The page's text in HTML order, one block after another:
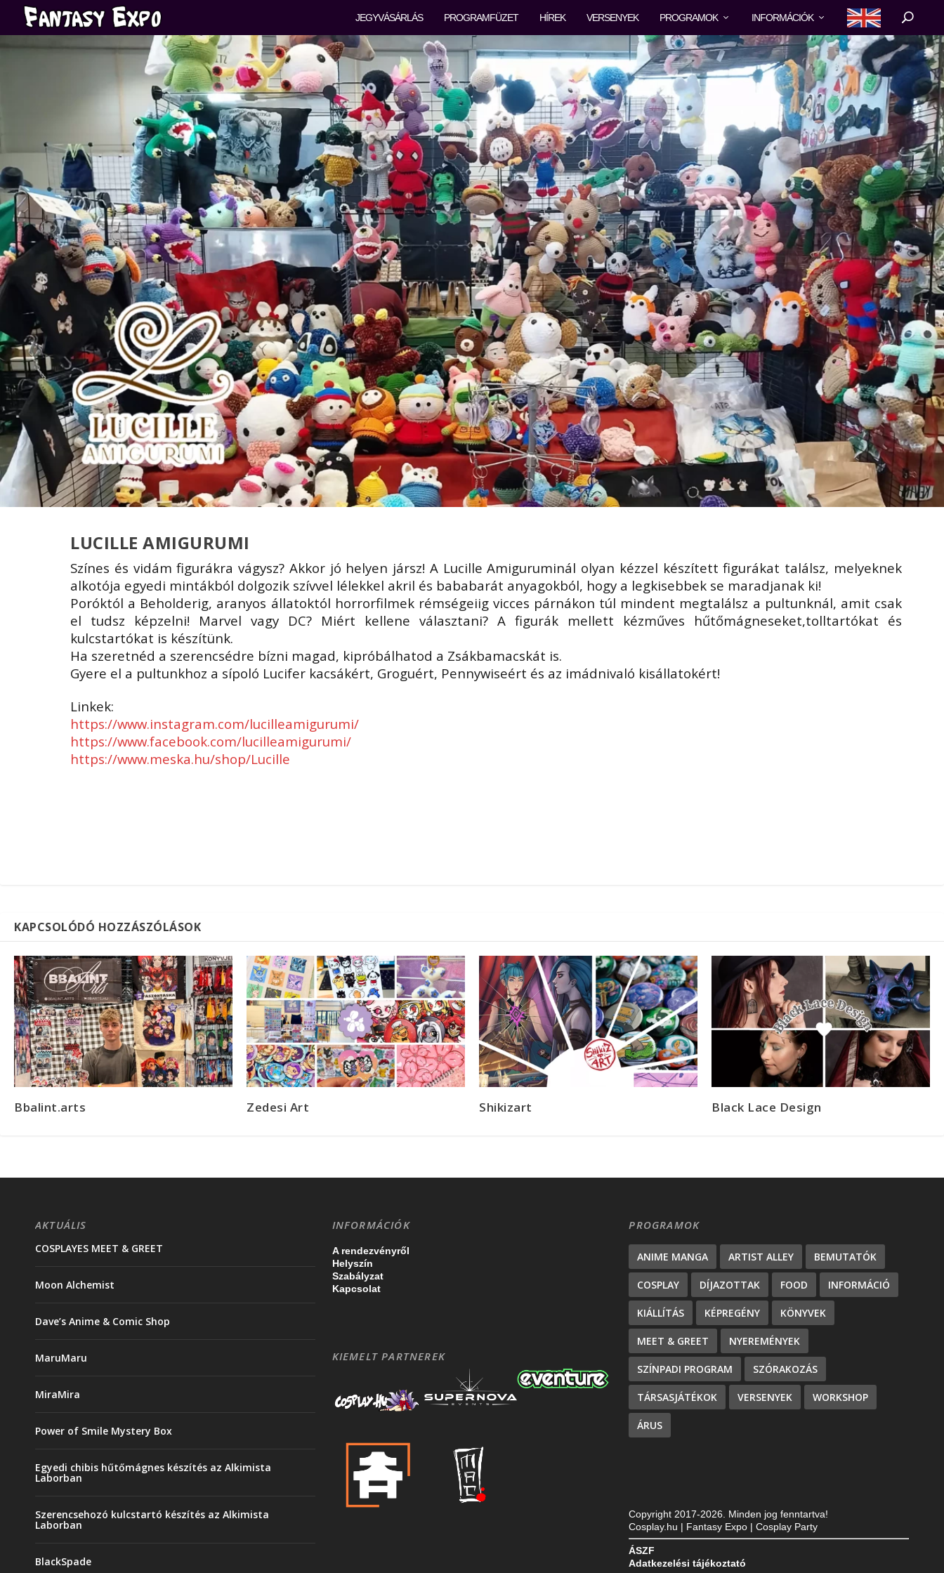
JEGYVÁSÁRLÁS PROGRAMFÜZET HÍREK VERSENYEK PROGRAMOK INFORMÁCIÓK
LUCILLE AMIGURUMI
Színes és vidám figurákra vágysz? Akkor jó helyen jársz! A Lucille Amiguruminál olyan kézzel készített figurákat találsz, melyeknek
alkotója egyedi mintákból dolgozik szívvel lélekkel akril és bababarát anyagokból, hogy a legkisebbek se maradjanak ki!
Poróktól a Beholderig, aranyos állatoktól horrorfilmek rémségeiig vicces párnákon túl mindent megtalálsz a pultunknál, amit csak
el tudsz képzelni! Marvel vagy DC? Miért kellene választani? A figurák mellett kézműves hűtőmágneseket,tolltartókat és
kulcstartókat is készítünk.
Ha szeretnéd a szerencsédre bízni magad, kipróbálhatod a Zsákbamacskát is.
Gyere el a pultunkhoz a sípoló Lucifer kacsákért, Groguért, Pennywiseért és az imádnivaló kisállatokért!
Linkek:
https://www.instagram.com/lucilleamigurumi/
https://www.facebook.com/lucilleamigurumi/
https://www.meska.hu/shop/Lucille
KAPCSOLÓDÓ HOZZÁSZÓLÁSOK
Bbalint.arts Zedesi Art Shikizart Black Lace Design
AKTUÁLIS
COSPLAYES MEET & GREET
Moon Alchemist
Dave’s Anime & Comic Shop
MaruMaru
MiraMira
Power of Smile Mystery Box
Egyedi chibis hűtőmágnes készítés az Alkimista
Laborban
Szerencsehozó kulcstartó készítés az Alkimista
Laborban
BlackSpade
INFORMÁCIÓK
A rendezvényről
Helyszín
Szabályzat
Kapcsolat
KIEMELT PARTNEREK
PROGRAMOK
ANIME MANGA ARTIST ALLEY BEMUTATÓK
COSPLAY DÍJAZOTTAK FOOD INFORMÁCIÓ
KIÁLLÍTÁS KÉPREGÉNY KÖNYVEK
MEET & GREET NYEREMÉNYEK
SZÍNPADI PROGRAM SZÓRAKOZÁS
TÁRSASJÁTÉKOK VERSENYEK WORKSHOP
ÁRUS
Copyright 2017-2026. Minden jog fenntartva!
Cosplay.hu | Fantasy Expo | Cosplay Party
ÁSZF
Adatkezelési tájékoztató